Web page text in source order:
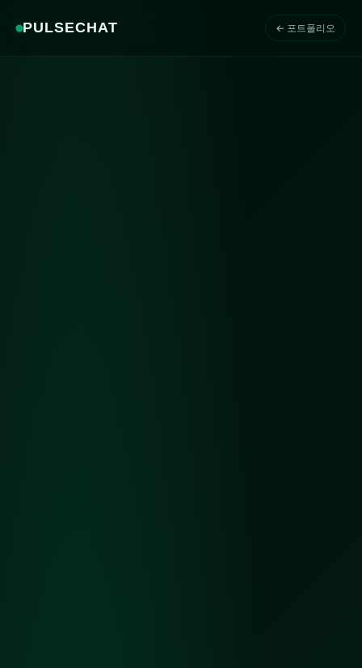
PULSECHAT ← 포트폴리오